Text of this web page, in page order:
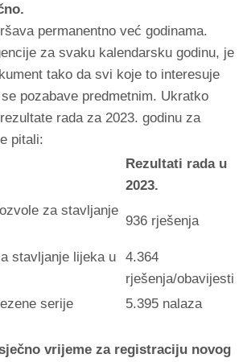
permanentno već godinama.
za svaku kalendarsku godinu, je
tako da svi koje to interesuje
pozabave predmetnim. Ukratko
rada za 2023. godinu za
pitali:
Rezultati rada u
2023.
za stavljanje
936 rješenja
stavljanje lijeka u
4.364
rješenja/obavijesti
serije
5.395 nalaza
vrijeme za registraciju novog